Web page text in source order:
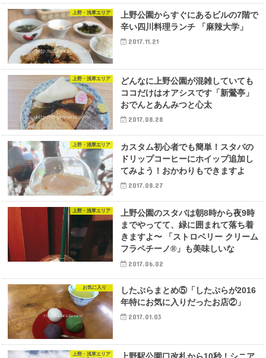
上野・浅草エリア
上野公園からすぐにあるビルの7階で
辛い四川料理ランチ 「麻辣大学」
2017.11.21
上野・浅草エリア
どんなに上野公園が混雑していても
ココだけはオアシスです「新鶯亭」
おでんとあんみつと心太
2017.08.28
上野・浅草エリア
カスタム初心者でも簡単！スタバの
ドリップコーヒーにホイップ追加し
てみよう！おかわりもできますよ
2017.08.27
上野・浅草エリア
上野公園のスタバは朝8時から夜9時
までやってて、緑に囲まれて落ち着
きますよ〜 「ストロベリー クリーム
フラペチーノ®」も美味しいな
2017.06.02
お気に入り
したぷらまとめ⑤「したぷらが2016
年特にお気に入りだったお店②」
2017.01.03
上野・浅草エリア